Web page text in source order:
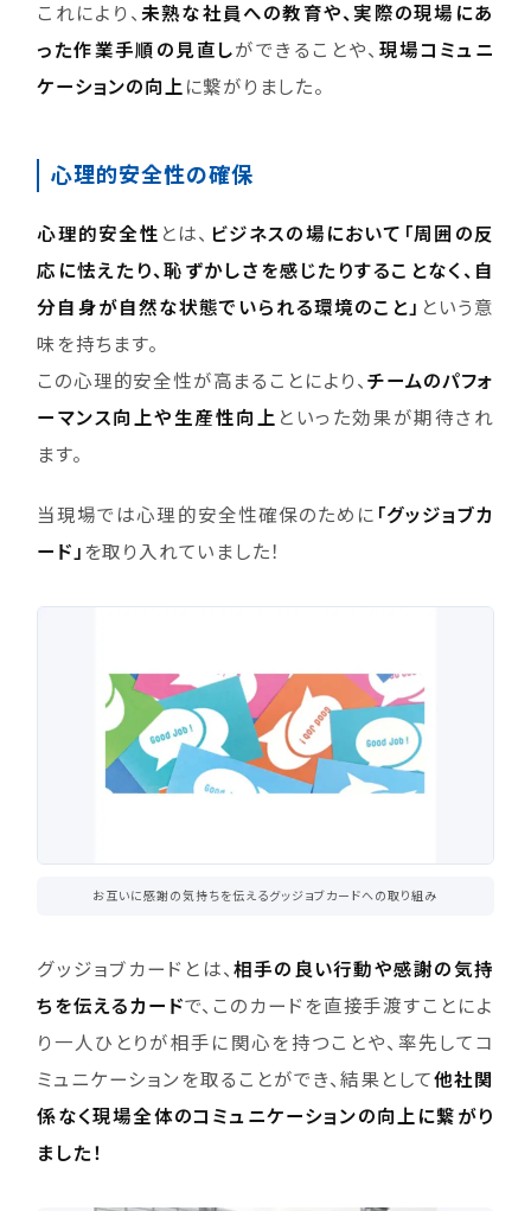
これにより、 未熟な社員への教育や、実際の現場にあ
った作業手順の見直しができることや、 現場コミュニ
ケーションの向上に繋がりました。
心理的安全性の確保
心理的安全性 とは、 ビジネスの場において「周囲の反
応に怯えたり、恥ずかしさを感じたりすることなく、自
分自身が自然な状態でいられる環境のこと」 という意
味を持ちます。
この心理的安全性が高まることにより、チームのパフォ
ーマンス向上や生産性向上 といった効果が期待され
ます。
当現場では心理的安全性確保のために 「グッジョブカ
ード」 を取り入れていました！
お互いに感謝の気持ちを伝えるグッジョブカードへの取り組み
グッジョブカードとは、相手の良い行動や感謝の気持
ちを伝えるカードで、このカードを直接手渡すことによ
り一人ひとりが相手に関心を持つことや、率先してコ
ミュニケーションを取ることができ、結果として他社関
係なく現場全体のコミュニケーションの向上に繋がり
ました！